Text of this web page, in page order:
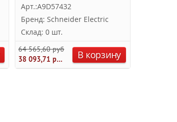
Арт.:A9D57432
Бренд: Schneider Electric
Склад: 0 шт.
64 565,60 руб.
38 093,71 руб.
В корзину